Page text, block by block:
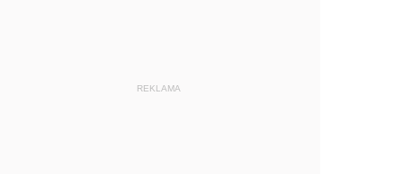
REKLAMA